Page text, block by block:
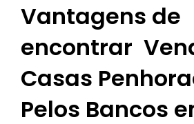
Vantagens de
encontrar
Casas
Pelos Bancos